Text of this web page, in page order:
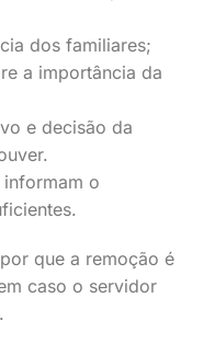
dos familiares;
a importância da
e decisão da
informam o
que a remoção é
caso o servidor